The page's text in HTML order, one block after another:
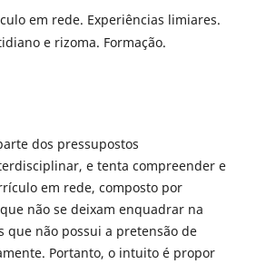
em rede. Experiências limiares.
e rizoma. Formação.
dos pressupostos
e tenta compreender e
em rede, composto por
não se deixam enquadrar na
que não possui a pretensão de
Portanto, o intuito é propor